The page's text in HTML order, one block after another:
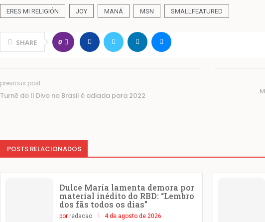
ERES MI RELIGIÓN JOY MANÁ MSN SMALLFEATURED
SHARE 0
previous post
Turnê do Il Divo no Brasil é adiada para 2022
POSTS RELACIONADOS
Dulce María lamenta demora por
material inédito do RBD: “Lembro
dos fãs todos os dias”
por redacao 4 de agosto de 2026